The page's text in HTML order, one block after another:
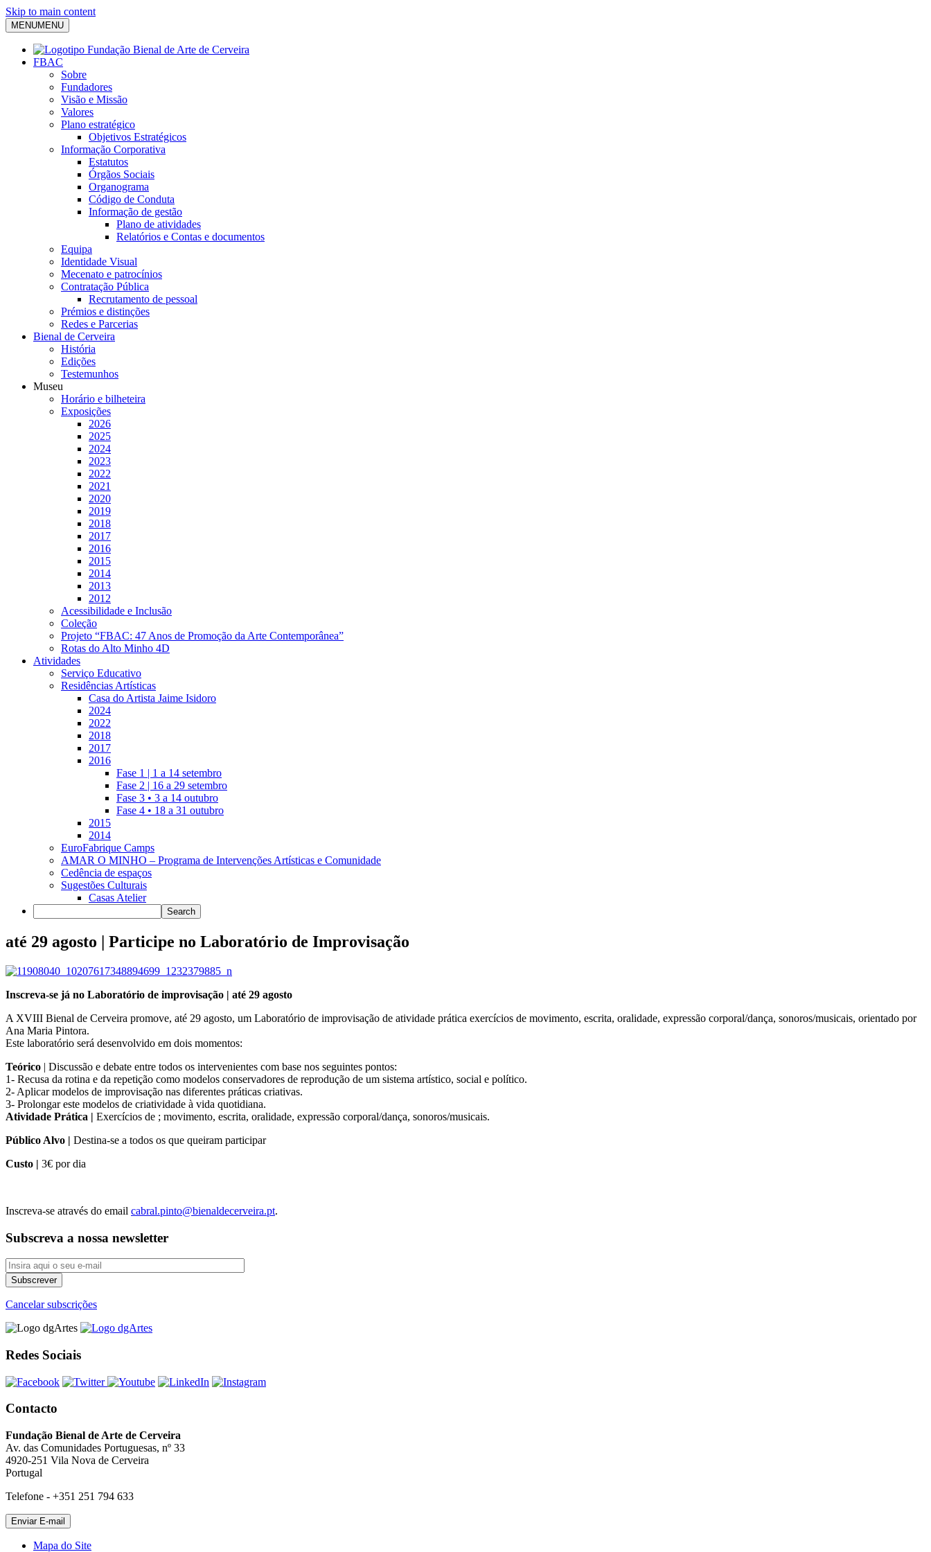
Skip to main content
MENUMENU
FBAC
Sobre
Fundadores
Visão e Missão
Valores
Plano estratégico
Objetivos Estratégicos
Informação Corporativa
Estatutos
Órgãos Sociais
Organograma
Código de Conduta
Informação de gestão
Plano de atividades
Relatórios e Contas e documentos
Equipa
Identidade Visual
Mecenato e patrocínios
Contratação Pública
Recrutamento de pessoal
Prémios e distinções
Redes e Parcerias
Bienal de Cerveira
História
Edições
Testemunhos
Museu
Horário e bilheteira
Exposições
2026
2025
2024
2023
2022
2021
2020
2019
2018
2017
2016
2015
2014
2013
2012
Acessibilidade e Inclusão
Coleção
Projeto “FBAC: 47 Anos de Promoção da Arte Contemporânea”
Rotas do Alto Minho 4D
Atividades
Serviço Educativo
Residências Artísticas
Casa do Artista Jaime Isidoro
2024
2022
2018
2017
2016
Fase 1 | 1 a 14 setembro
Fase 2 | 16 a 29 setembro
Fase 3 • 3 a 14 outubro
Fase 4 • 18 a 31 outubro
2015
2014
EuroFabrique Camps
AMAR O MINHO – Programa de Intervenções Artísticas e Comunidade
Cedência de espaços
Sugestões Culturais
Casas Atelier
até 29 agosto | Participe no Laboratório de Improvisação
Inscreva-se já no Laboratório de improvisação | até 29 agosto
A XVIII Bienal de Cerveira promove, até 29 agosto, um Laboratório de improvisação de atividade prática exercícios de movimento, escrita, oralidade, expressão corporal/dança, sonoros/musicais, orientado por
Ana Maria Pintora.
Este laboratório será desenvolvido em dois momentos:
Teórico | Discussão e debate entre todos os intervenientes com base nos seguintes pontos:
1- Recusa da rotina e da repetição como modelos conservadores de reprodução de um sistema artístico, social e político.
2- Aplicar modelos de improvisação nas diferentes práticas criativas.
3- Prolongar este modelos de criatividade à vida quotidiana.
Atividade Prática | Exercícios de ; movimento, escrita, oralidade, expressão corporal/dança, sonoros/musicais.
Público Alvo | Destina-se a todos os que queiram participar
Custo | 3€ por dia
Inscreva-se através do email cabral.pinto@bienaldecerveira.pt.
Subscreva a nossa newsletter
Cancelar subscrições
Redes Sociais
Contacto
Fundação Bienal de Arte de Cerveira
Av. das Comunidades Portuguesas, nº 33
4920-251 Vila Nova de Cerveira
Portugal
Telefone - +351 251 794 633
Mapa do Site